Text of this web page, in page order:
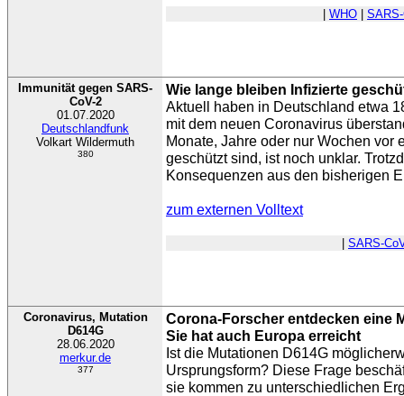
WHO
Immunität gegen SARS-
CoV-2
01.07.2020
Deutschlandfunk
Volkart Wildermuth
380
Wie lange bleiben Infizierte
Aktuell haben in Deutschland etwa
mit dem neuen Coronavirus
Monate, Jahre oder nur Wochen vor
geschützt sind, ist noch unklar.
Konsequenzen aus den bisherigen
zum externen Volltext
SARS-
Coronavirus, Mutation
D614G
28.06.2020
merkur.de
377
Corona-Forscher entdecken eine
Sie hat auch Europa erreicht
Ist die Mutationen D614G
Ursprungsform? Diese Frage
sie kommen zu unterschiedlichen